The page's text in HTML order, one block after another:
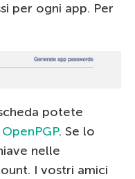
per ogni app. Per
potete
OpenPGP. Se lo
nelle
I vostri amici